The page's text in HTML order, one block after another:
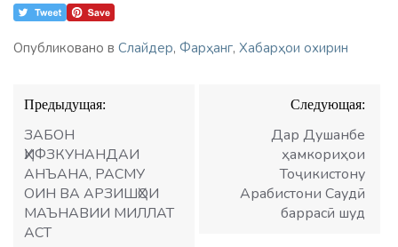
Опубликовано в Слайдер, Фарҳанг, Хабарҳои охирин
Навигация
по
записям
Предыдущая:
ЗАБОН
ҲИФЗКУНАНДАИ
АНЪАНА, РАСМУ
ОИН ВА АРЗИШҲОИ
МАЪНАВИИ МИЛЛАТ
АСТ
Следующая:
Дар Душанбе
ҳамкориҳои
Тоҷикистону
Арабистони Саудӣ
баррасӣ шуд